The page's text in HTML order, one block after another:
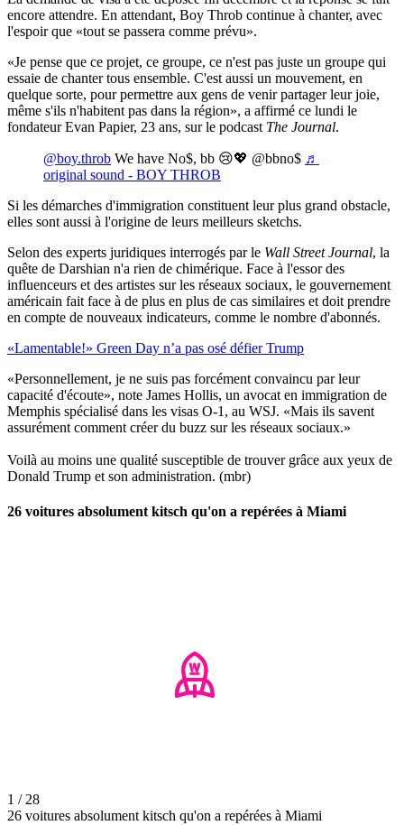
encore attendre. En attendant, Boy Throb continue à chanter, avec
l'espoir que «tout se passera comme prévu».
«Je pense que ce projet, ce groupe, ce n'est pas juste un groupe qui
essaie de chanter tous ensemble. C'est aussi un mouvement, en
quelque sorte, pour permettre aux gens de venir partager leur joie,
même s'ils n'habitent pas dans la région», a affirmé ce lundi le
fondateur Evan Papier, 23 ans, sur le podcast The Journal.
@boy.throb We have No$, bb 😢💖 @bbno$ ♬
original sound - BOY THROB
Si les démarches d'immigration constituent leur plus grand obstacle,
elles sont aussi à l'origine de leurs meilleurs sketchs.
Selon des experts juridiques interrogés par le Wall Street Journal, la
quête de Darshian n'a rien de chimérique. Face à l'essor des
influenceurs et des artistes sur les réseaux sociaux, le gouvernement
américain fait face à de plus en plus de cas similaires et doit prendre
en compte de nouveaux indicateurs, comme le nombre d'abonnés.
«Lamentable!» Green Day n’a pas osé défier Trump
«Personnellement, je ne suis pas forcément convaincu par leur
capacité d'écoute», note James Hollis, un avocat en immigration de
Memphis spécialisé dans les visas O-1, au WSJ. «Mais ils savent
assurément comment créer du buzz sur les réseaux sociaux.»
Voilà au moins une qualité susceptible de trouver grâce aux yeux de
Donald Trump et son administration. (mbr)
26 voitures absolument kitsch qu'on a repérées à Miami
1 / 28
26 voitures absolument kitsch qu'on a repérées à Miami